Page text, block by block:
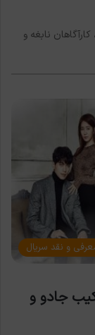
نابغه و
و نقد سریال
جادو و